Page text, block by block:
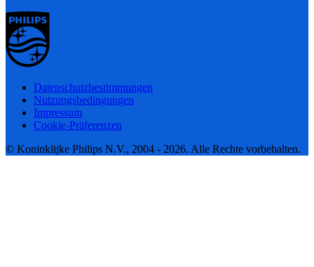
Datenschutzbestimmungen
Nutzungsbedingungen
Impressum
Cookie-Präferenzen
© Koninklijke Philips N.V., 2004 - 2026. Alle Rechte vorbehalten.